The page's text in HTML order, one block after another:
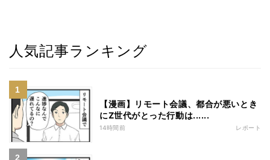
人気記事ランキング
【漫画】リモート会議、都合が悪いとき
にZ世代がとった行動は......
14時間前 レポート